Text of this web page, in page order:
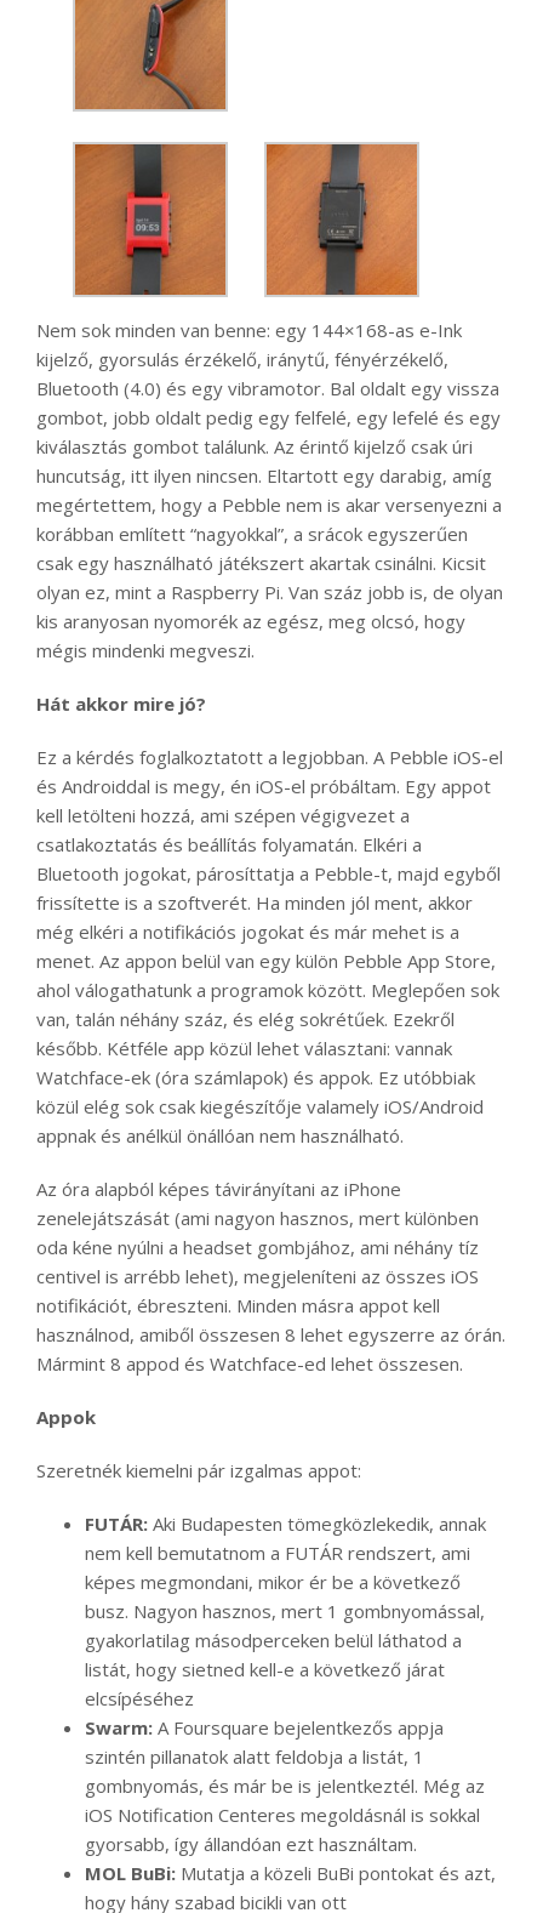
Nem sok minden van benne: egy 144×168-as e-Ink
kijelző, gyorsulás érzékelő, iránytű, fényérzékelő,
Bluetooth (4.0) és egy vibramotor. Bal oldalt egy vissza
gombot, jobb oldalt pedig egy felfelé, egy lefelé és egy
kiválasztás gombot találunk. Az érintő kijelző csak úri
huncutság, itt ilyen nincsen. Eltartott egy darabig, amíg
megértettem, hogy a Pebble nem is akar versenyezni a
korábban említett “nagyokkal”, a srácok egyszerűen
csak egy használható játékszert akartak csinálni. Kicsit
olyan ez, mint a Raspberry Pi. Van száz jobb is, de olyan
kis aranyosan nyomorék az egész, meg olcsó, hogy
mégis mindenki megveszi.
Hát akkor mire jó?
Ez a kérdés foglalkoztatott a legjobban. A Pebble iOS-el
és Androiddal is megy, én iOS-el próbáltam. Egy appot
kell letölteni hozzá, ami szépen végigvezet a
csatlakoztatás és beállítás folyamatán. Elkéri a
Bluetooth jogokat, párosíttatja a Pebble-t, majd egyből
frissítette is a szoftverét. Ha minden jól ment, akkor
még elkéri a notifikációs jogokat és már mehet is a
menet. Az appon belül van egy külön Pebble App Store,
ahol válogathatunk a programok között. Meglepően sok
van, talán néhány száz, és elég sokrétűek. Ezekről
később. Kétféle app közül lehet választani: vannak
Watchface-ek (óra számlapok) és appok. Ez utóbbiak
közül elég sok csak kiegészítője valamely iOS/Android
appnak és anélkül önállóan nem használható.
Az óra alapból képes távirányítani az iPhone
zenelejátszását (ami nagyon hasznos, mert különben
oda kéne nyúlni a headset gombjához, ami néhány tíz
centivel is arrébb lehet), megjeleníteni az összes iOS
notifikációt, ébreszteni. Minden másra appot kell
használnod, amiből összesen 8 lehet egyszerre az órán.
Mármint 8 appod és Watchface-ed lehet összesen.
Appok
Szeretnék kiemelni pár izgalmas appot:
FUTÁR: Aki Budapesten tömegközlekedik, annak
nem kell bemutatnom a FUTÁR rendszert, ami
képes megmondani, mikor ér be a következő
busz. Nagyon hasznos, mert 1 gombnyomással,
gyakorlatilag másodperceken belül láthatod a
listát, hogy sietned kell-e a következő járat
elcsípéséhez
Swarm: A Foursquare bejelentkezős appja
szintén pillanatok alatt feldobja a listát, 1
gombnyomás, és már be is jelentkeztél. Még az
iOS Notification Centeres megoldásnál is sokkal
gyorsabb, így állandóan ezt használtam.
MOL BuBi: Mutatja a közeli BuBi pontokat és azt,
hogy hány szabad bicikli van ott